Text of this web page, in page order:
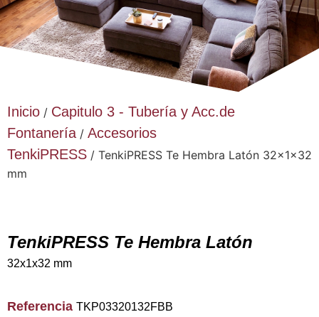
Inicio / Capitulo 3 - Tubería y Acc.de
Fontanería/ Accesorios
TenkiPRESS / TenkiPRESS Te Hembra Latón 32x1x32
mm
TenkiPRESS Te Hembra Latón
32x1x32 mm
Referencia TKP03320132FBB